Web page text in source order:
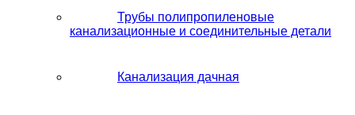
Трубы полипропиленовые
канализационные и соединительные детали
Канализация дачная